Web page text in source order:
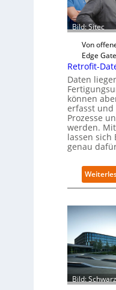
Bild: Sitec
Von
Edge
Retrofit-
Daten
können
erfasst und
Prozesse
werden.
lassen sich
genau
Bild: